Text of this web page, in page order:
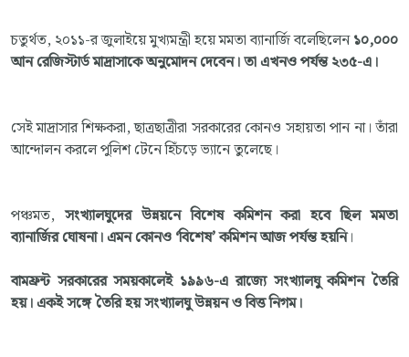
চতুর্থত, ২০১১-র জুলাইয়ে মুখ্যমন্ত্রী হয়ে মমতা ব্যানার্জি বলেছিলেন১০,০০০
আন রেজিস্টার্ড মাদ্রাসাকে অনুমোদন দেবেন। তা এখনও পর্যন্ত ২৩৫-এ।
সেই মাদ্রাসার শিক্ষকরা, ছাত্রছাত্রীরা সরকারের কোনও সহায়তা পান না। তাঁরা
আন্দোলন করলে পুলিশ টেনে হিঁচড়ে ভ্যানে তুলেছে।
পঞ্চমত,সংখ্যালঘুদের উন্নয়নে বিশেষ কমিশন করা হবে ছিল মমতা
ব্যানার্জির ঘোষনা। এমন কোনও ‘বিশেষ’ কমিশন আজ পর্যন্ত হয়নি।
বামফ্রন্ট সরকারের সময়কালেই ১৯৯৬-এ রাজ্যে সংখ্যালঘু কমিশন তৈরি
হয়। একই সঙ্গে তৈরি হয় সংখ্যালঘু উন্নয়ন ও বিত্ত নিগম।